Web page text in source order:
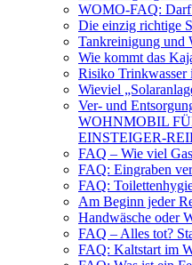
WOMO-FAQ: Darf
Die einzig richtige
Tankreinigung und
Wie kommt das
Risiko Trinkwasser
Wieviel
Ver- und
WOHNMOBIL
EINSTEIGER-
FAQ – Wie viel
FAQ: Eingraben
FAQ:
Am Beginn jeder
Handwäsche oder
FAQ – Alles tot?
FAQ: Kaltstart im